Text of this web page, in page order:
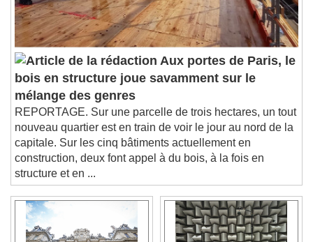
Audio Track
Picture-in-Picture
Fullscreen
This is a modal window.
Beginning of dialog window. Escape will cancel
and close the window.
Text
Color Opacity
Text Background
Color Opacity
Caption Area Background
Color Opacity
Aux portes de Paris, le
bois en structure joue savamment sur le
mélange des genres
REPORTAGE. Sur une parcelle de trois hectares, un tout
nouveau quartier est en train de voir le jour au nord de la
capitale. Sur les cinq bâtiments actuellement en
construction, deux font appel à du bois, à la fois en
structure et en ...